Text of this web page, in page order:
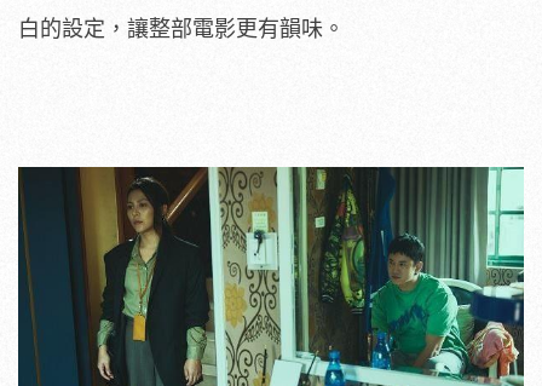
白的設定，讓整部電影更有韻味。